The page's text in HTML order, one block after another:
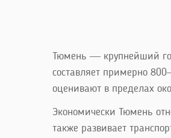
Тюмень — крупнейший
составляет примерно
оценивают в пределах
Экономически Тюмень
также развивает